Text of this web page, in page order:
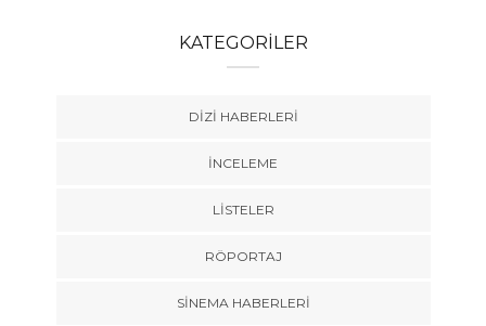
KATEGORILER
DIZI HABERLERI
İNCELEME
LISTELER
RÖPORTAJ
SINEMA HABERLERI